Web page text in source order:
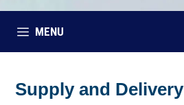
MENU
Supply and